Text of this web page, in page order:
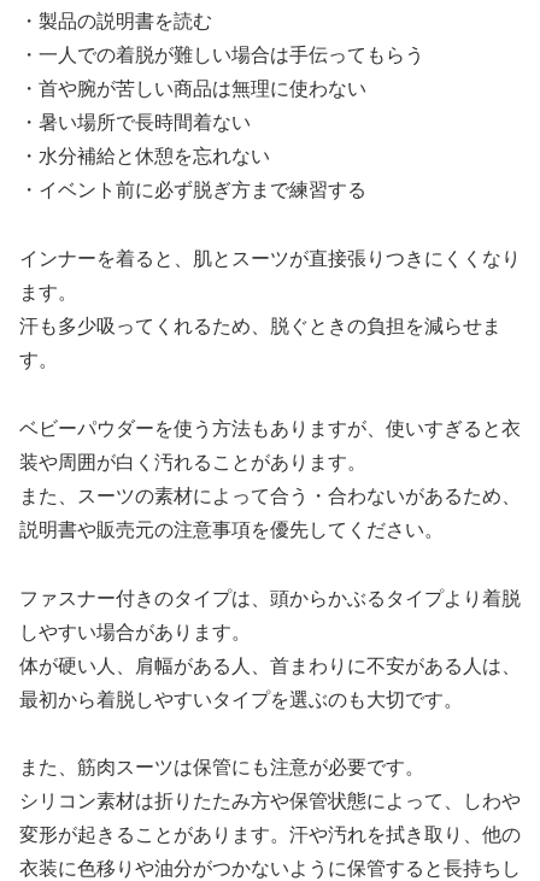
・製品の説明書を読む
・一人での着脱が難しい場合は手伝ってもらう
・首や腕が苦しい商品は無理に使わない
・暑い場所で長時間着ない
・水分補給と休憩を忘れない
・イベント前に必ず脱ぎ方まで練習する
インナーを着ると、肌とスーツが直接張りつきにくくなり
ます。
汗も多少吸ってくれるため、脱ぐときの負担を減らせま
す。
ベビーパウダーを使う方法もありますが、使いすぎると衣
装や周囲が白く汚れることがあります。
また、スーツの素材によって合う・合わないがあるため、
説明書や販売元の注意事項を優先してください。
ファスナー付きのタイプは、頭からかぶるタイプより着脱
しやすい場合があります。
体が硬い人、肩幅がある人、首まわりに不安がある人は、
最初から着脱しやすいタイプを選ぶのも大切です。
また、筋肉スーツは保管にも注意が必要です。
シリコン素材は折りたたみ方や保管状態によって、しわや
変形が起きることがあります。汗や汚れを拭き取り、他の
衣装に色移りや油分がつかないように保管すると長持ちし